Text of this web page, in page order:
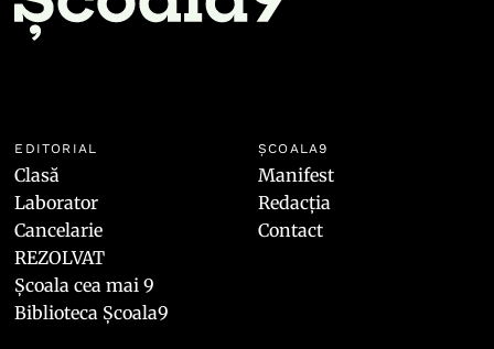
EDITORIAL
Clasă
Laborator
Cancelarie
REZOLVAT
Școala cea mai 9
Biblioteca Școala9
ȘCOALA9
Manifest
Redacția
Contact